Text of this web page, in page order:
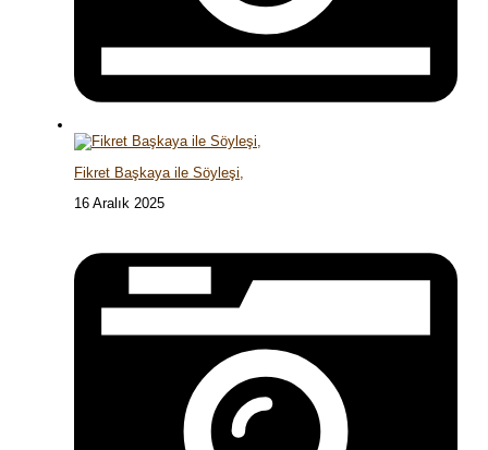
Fikret Başkaya ile Söyleşi,
16 Aralık 2025